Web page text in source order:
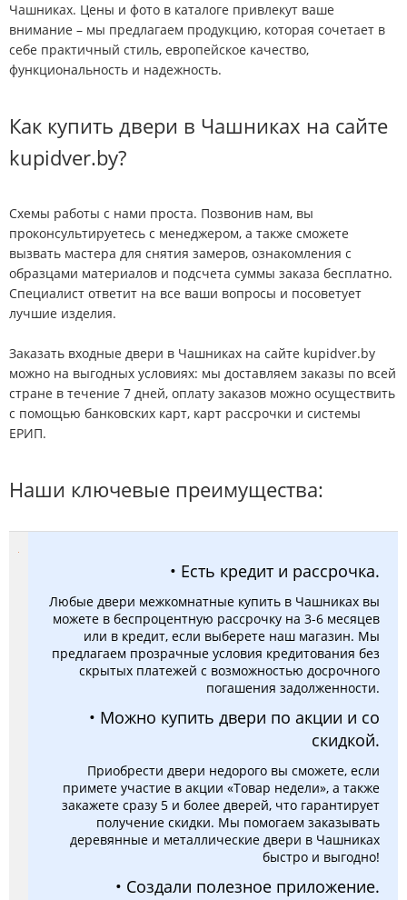
Чашниках. Цены и фото в каталоге привлекут ваше
внимание – мы предлагаем продукцию, которая сочетает в
себе практичный стиль, европейское качество,
функциональность и надежность.
Как купить двери в Чашниках на сайте
kupidver.by?
Схемы работы с нами проста. Позвонив нам, вы
проконсультируетесь с менеджером, а также сможете
вызвать мастера для снятия замеров, ознакомления с
образцами материалов и подсчета суммы заказа бесплатно.
Специалист ответит на все ваши вопросы и посоветует
лучшие изделия.
Заказать входные двери в Чашниках на сайте kupidver.by
можно на выгодных условиях: мы доставляем заказы по всей
стране в течение 7 дней, оплату заказов можно осуществить
с помощью банковских карт, карт рассрочки и системы
ЕРИП.
Наши ключевые преимущества:
• Есть кредит и рассрочка.
Любые двери межкомнатные купить в Чашниках вы
можете в беспроцентную рассрочку на 3-6 месяцев
или в кредит, если выберете наш магазин. Мы
предлагаем прозрачные условия кредитования без
скрытых платежей с возможностью досрочного
погашения задолженности.
• Можно купить двери по акции и со
скидкой.
Приобрести двери недорого вы сможете, если
примете участие в акции «Товар недели», а также
закажете сразу 5 и более дверей, что гарантирует
получение скидки. Мы помогаем заказывать
деревянные и металлические двери в Чашниках
быстро и выгодно!
• Создали полезное приложение.